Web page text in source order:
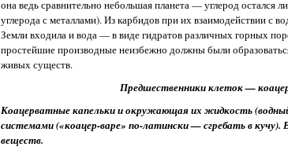
она ведь сравнительно небольшая планета — углерод остался
углерода с металлами). Из карбидов при их взаимодействии с
Земли входила и вода — в виде гидратов различных горных
простейшие производные неизбежно должны были
живых существ.
Предшественники клеток —
Коацерватные капельки и окружающая их жидкость
системами («коацер-варе» по-латински — сгребать в
веществ.